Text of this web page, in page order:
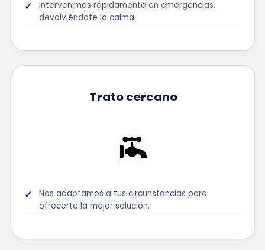
Intervenimos rápidamente en emergencias,
devolviéndote la calma.
Trato cercano
Nos adaptamos a tus circunstancias para
ofrecerte la mejor solución.